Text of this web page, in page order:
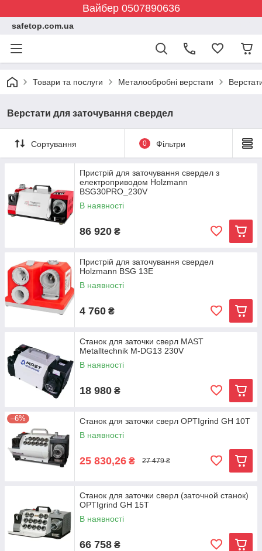
Вайбер 0507890636
safetop.com.ua
Товари та послуги Металообробні верстати
Верстати для заточування свердел
Сортування 0 Фільтри
Пристрій для заточування свердел з
електроприводом Holzmann
BSG30PRO_230V
В наявності
86 920 ₴
Пристрій для заточування свердел
Holzmann BSG 13E
В наявності
4 760 ₴
Станок для заточки сверл MAST
Metalltechnik M-DG13 230V
В наявності
18 980 ₴
–6%
Станок для заточки сверл OPTIgrind GH 10T
В наявності
25 830,26 ₴ 27 479 ₴
Станок для заточки сверл (заточной станок)
OPTIgrind GH 15T
В наявності
66 758 ₴